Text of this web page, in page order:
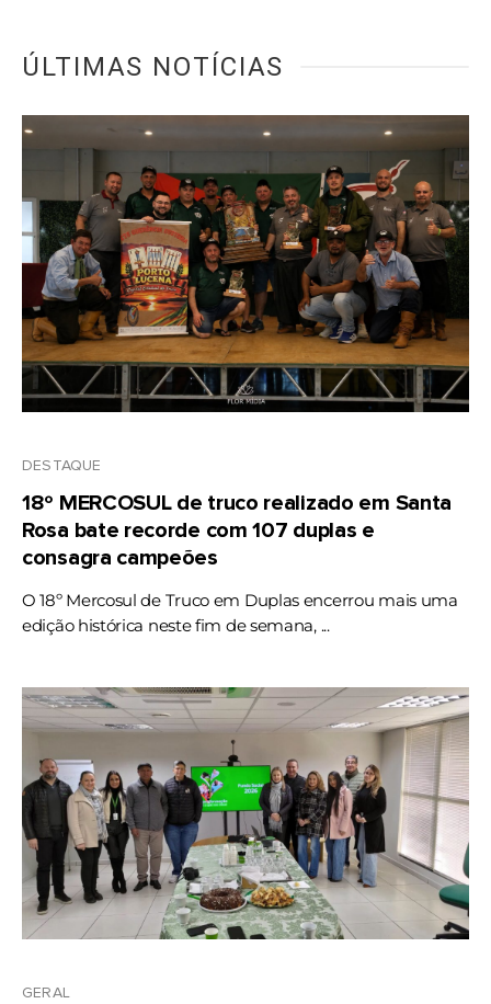
ÚLTIMAS NOTÍCIAS
DESTAQUE
18º MERCOSUL de truco realizado em Santa
Rosa bate recorde com 107 duplas e
consagra campeões
O 18º Mercosul de Truco em Duplas encerrou mais uma
edição histórica neste fim de semana, ...
GERAL